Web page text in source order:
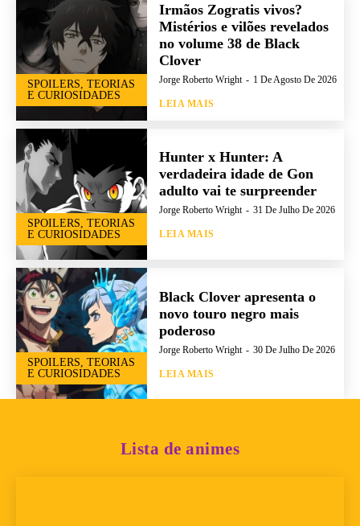
SPOILERS, TEORIAS
E CURIOSIDADES
Irmãos Zogratis vivos?
Mistérios e vilões revelados
no volume 38 de Black
Clover
Jorge Roberto Wright - 1 De Agosto De 2026
LEIA MAIS
SPOILERS, TEORIAS
E CURIOSIDADES
Hunter x Hunter: A
verdadeira idade de Gon
adulto vai te surpreender
Jorge Roberto Wright - 31 De Julho De 2026
LEIA MAIS
SPOILERS, TEORIAS
E CURIOSIDADES
Black Clover apresenta o
novo touro negro mais
poderoso
Jorge Roberto Wright - 30 De Julho De 2026
LEIA MAIS
Lista de animes